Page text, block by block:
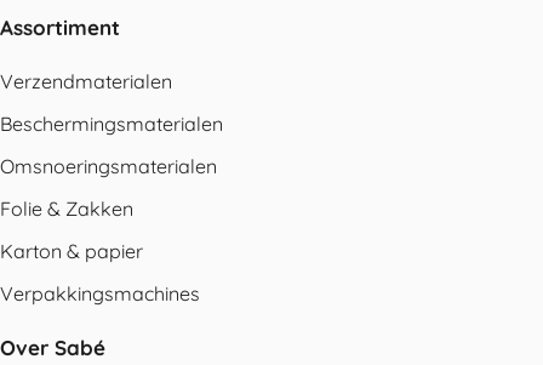
Assortiment
Verzendmaterialen
Beschermingsmaterialen
Omsnoeringsmaterialen
Folie & Zakken
Karton & papier
Verpakkingsmachines
Over Sabé